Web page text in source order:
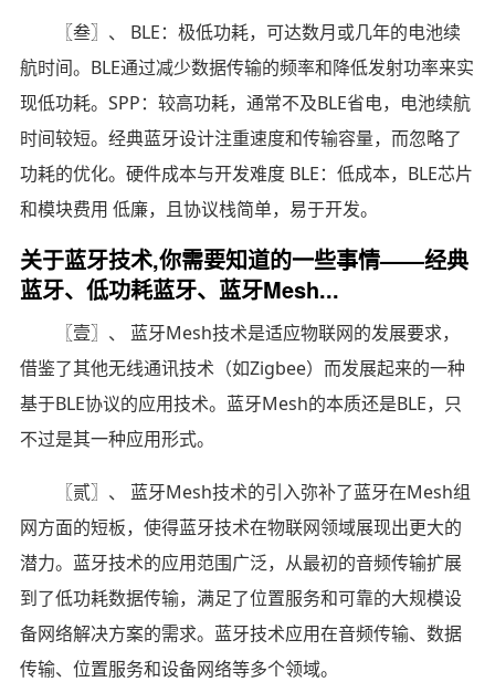
〖叁〗、 BLE：极低功耗，可达数月或几年的电池续
航时间。BLE通过减少数据传输的频率和降低发射功率来实
现低功耗。SPP：较高功耗，通常不及BLE省电，电池续航
时间较短。经典蓝牙设计注重速度和传输容量，而忽略了
功耗的优化。硬件成本与开发难度 BLE：低成本，BLE芯片
和模块费用 低廉，且协议栈简单，易于开发。
关于蓝牙技术,你需要知道的一些事情——经典
蓝牙、低功耗蓝牙、蓝牙Mesh...
〖壹〗、 蓝牙Mesh技术是适应物联网的发展要求，
借鉴了其他无线通讯技术（如Zigbee）而发展起来的一种
基于BLE协议的应用技术。蓝牙Mesh的本质还是BLE，只
不过是其一种应用形式。
〖贰〗、 蓝牙Mesh技术的引入弥补了蓝牙在Mesh组
网方面的短板，使得蓝牙技术在物联网领域展现出更大的
潜力。蓝牙技术的应用范围广泛，从最初的音频传输扩展
到了低功耗数据传输，满足了位置服务和可靠的大规模设
备网络解决方案的需求。蓝牙技术应用在音频传输、数据
传输、位置服务和设备网络等多个领域。